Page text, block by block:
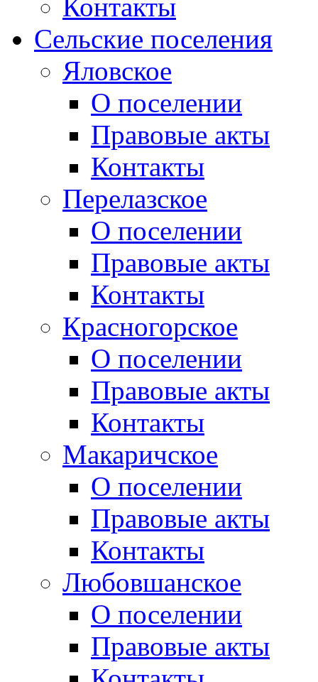
Контакты
Сельские поселения
Яловское
О поселении
Правовые акты
Контакты
Перелазское
О поселении
Правовые акты
Контакты
Красногорское
О поселении
Правовые акты
Контакты
Макаричское
О поселении
Правовые акты
Контакты
Любовшанское
О поселении
Правовые акты